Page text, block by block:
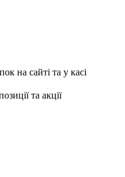
на сайті та у касі
та акції